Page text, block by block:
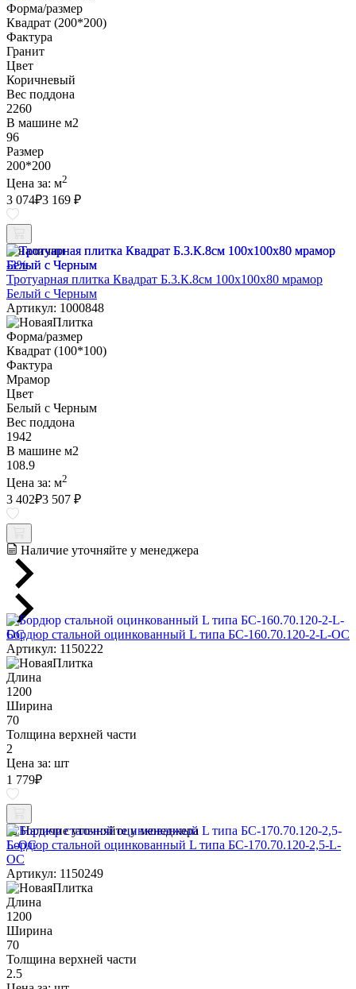
Форма/размер
Квадрат (200*200)
Фактура
Гранит
Цвет
Коричневый
Вес поддона
2260
В машине м2
96
Размер
200*200
Цена за: м2
3 074₽3 169 ₽
В наличии
-3%
Тротуарная плитка Квадрат Б.3.К.8см 100х100х80 мрамор
Белый с Черным
Артикул: 1000848
Форма/размер
Квадрат (100*100)
Фактура
Мрамор
Цвет
Белый с Черным
Вес поддона
1942
В машине м2
108.9
Цена за: м2
3 402₽3 507 ₽
Наличие уточняйте у менеджера
Бордюр стальной оцинкованный L типа БС-160.70.120-2-L-ОС
Артикул: 1150222
Длина
1200
Ширина
70
Толщина верхней части
2
Цена за: шт
1 779₽
Наличие уточняйте у менеджера
Бордюр стальной оцинкованный L типа БС-170.70.120-2,5-L-
ОС
Артикул: 1150249
Длина
1200
Ширина
70
Толщина верхней части
2.5